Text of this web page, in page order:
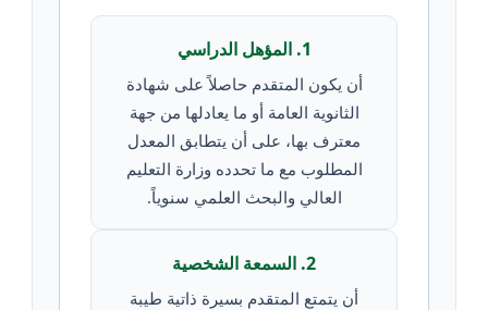
1. المؤهل الدراسي
أن يكون المتقدم حاصلاً على شهادة
الثانوية العامة أو ما يعادلها من جهة
معترف بها، على أن يتطابق المعدل
المطلوب مع ما تحدده وزارة التعليم
العالي والبحث العلمي سنوياً.
2. السمعة الشخصية
أن يتمتع المتقدم بسيرة ذاتية طيبة